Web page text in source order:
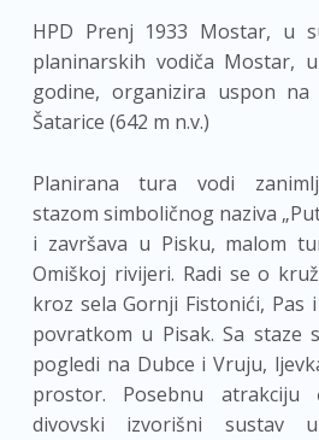
HPD Prenj 1933 Mostar, u
planinarskih vodiča Mostar, u
godine, organizira uspon
Šatarice (642 m n.v.)
Planirana tura vodi
stazom simboličnog naziva
i završava u Pisku, malom
Omiškoj rivijeri. Radi se o
kroz sela Gornji Fistonići, Pas
povratkom u Pisak. Sa staze
pogledi na Dubce i Vruju,
prostor. Posebnu
divovski izvorišni sustav